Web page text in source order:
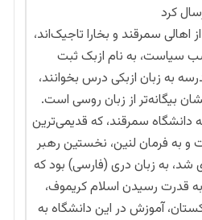
کرد
اهالی سمرقند و بخارا تاجیک‌اند،
سیاست، به نام ازبک ثبت
به زبان ازبکی درس بخوانند،
بیگانه‌تر از زبان روسی است.
سمرقند، که قدیمی‌ترین
و به فرمان لنین، نخستین رهبر
به زبان دری (فارسی) بود که
قدرت رسیدن اسلام کریموف،
آموزش در این دانشگاه به